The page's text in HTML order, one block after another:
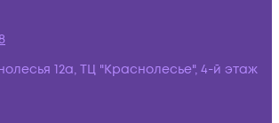
12а, ТЦ "Краснолесье", 4-й этаж